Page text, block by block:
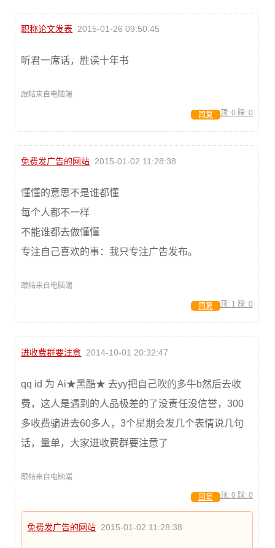
职称论文发表 2015-01-26 09:50:45
听君一席话，胜读十年书
跟帖来自电脑端
顶: 0 踩: 0
回复
免费发广告的网站 2015-01-02 11:28:38
懂懂的意思不是谁都懂
每个人都不一样
不能谁都去做懂懂
专注自己喜欢的事：我只专注广告发布。
跟帖来自电脑端
顶: 1 踩: 0
回复
进收费群要注意 2014-10-01 20:32:47
qq id 为 Ai★黑酷★ 去yy把自己吹的多牛b然后去收
费，这人是遇到的人品极差的了没责任没信誉，300
多收费骗进去60多人，3个星期会发几个表情说几句
话，量单，大家进收费群要注意了
跟帖来自电脑端
顶: 0 踩: 0
回复
免费发广告的网站 2015-01-02 11:28:38